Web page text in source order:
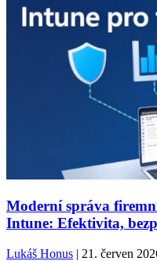
Moderní správa
Intune: Efektivita,
Lukáš Honus | 21. červen